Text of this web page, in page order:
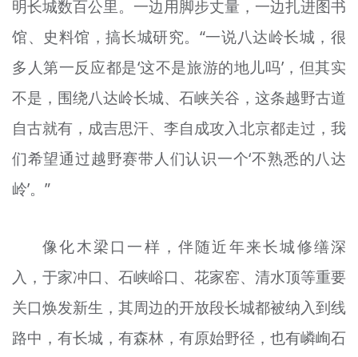
明长城数百公里。一边用脚步丈量，一边扎进图书
馆、史料馆，搞长城研究。“一说八达岭长城，很
多人第一反应都是‘这不是旅游的地儿吗’，但其实
不是，围绕八达岭长城、石峡关谷，这条越野古道
自古就有，成吉思汗、李自成攻入北京都走过，我
们希望通过越野赛带人们认识一个‘不熟悉的八达
岭’。”
像化木梁口一样，伴随近年来长城修缮深
入，于家冲口、石峡峪口、花家窑、清水顶等重要
关口焕发新生，其周边的开放段长城都被纳入到线
路中，有长城，有森林，有原始野径，也有嶙峋石